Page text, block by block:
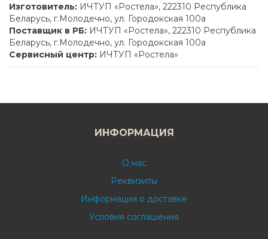
Изготовитель: ИЧТУП «Ростела», 222310 Республика
Беларусь, г.Молодечно, ул. Городокская 100а
Поставщик в РБ: ИЧТУП «Ростела», 222310 Республика
Беларусь, г.Молодечно, ул. Городокская 100а
Сервисный центр: ИЧТУП «Ростела»
ИНФОРМАЦИЯ
О нас
Реквизиты
Информация о доставке
Условия соглашения